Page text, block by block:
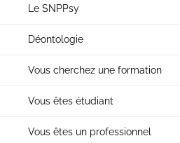
Le SNPPsy
Déontologie
Vous cherchez une formation
Vous êtes étudiant
Vous êtes un professionnel